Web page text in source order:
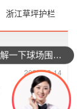
浙江草坪护栏
2025-03-14
2025-03-10
我要了解一下球场围栏网